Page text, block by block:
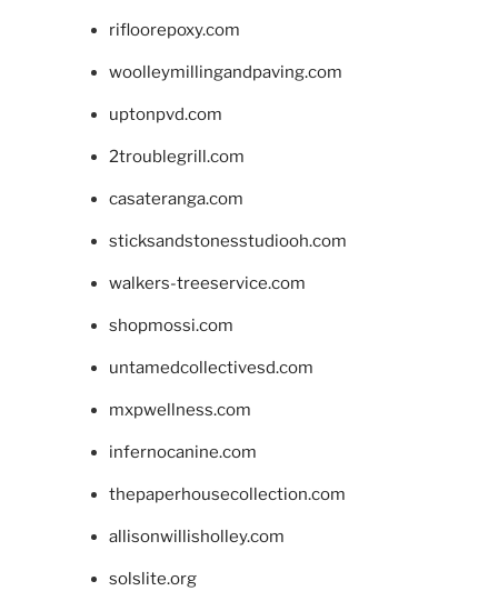
rifloorepoxy.com
woolleymillingandpaving.com
uptonpvd.com
2troublegrill.com
casateranga.com
sticksandstonesstudiooh.com
walkers-treeservice.com
shopmossi.com
untamedcollectivesd.com
mxpwellness.com
infernocanine.com
thepaperhousecollection.com
allisonwillisholley.com
solslite.org